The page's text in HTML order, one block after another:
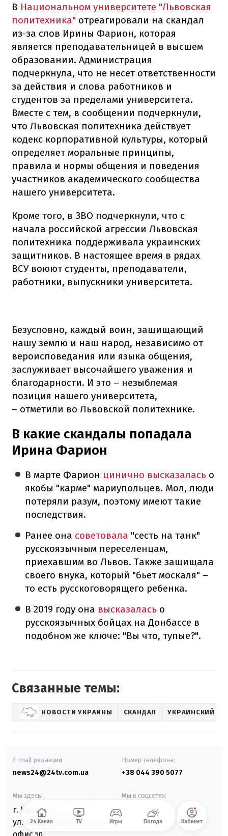
В Национальном университете "Львовская
политехника" отреагировали на скандал
из-за слов Ирины Фарион, которая
является преподавательницей в высшем
образовании. Администрация
подчеркнула, что не несет ответственности
за действия и слова работников и
студентов за пределами университета.
Вместе с тем, в сообщении подчеркнули,
что Львовская политехника действует
кодекс корпоративной культуры, который
определяет моральные принципы,
правила и нормы общения и поведения
участников академического сообщества
нашего университета.
Кроме того, в ЗВО подчеркнули, что с
начала российской агрессии Львовская
политехника поддерживала украинских
защитников. В настоящее время в рядах
ВСУ воюют студенты, преподаватели,
работники, выпускники университета.
Безусловно, каждый воин, защищающий
нашу землю и наш народ, независимо от
вероисповедания или языка общения,
заслуживает высочайшего уважения и
благодарности. И это – незыблемая
позиция нашего университета,
– отметили во Львовской политехнике.
В какие скандалы попадала
Ирина Фарион
В марте Фарион цинично высказалась о
якобы "карме" мариупольцев. Мол, люди
потеряли разум, поэтому имеют такие
последствия.
Ранее она советовала "сесть на танк"
русскоязычным переселенцам,
приехавшим во Львов. Также защищала
своего внука, который "бьет москаля" –
то есть русскоговорящего ребенка.
В 2019 году она высказалась о
русскоязычных бойцах на Донбассе в
подобном же ключе: "Вы что, тупые?".
Связанные темы:
НОВОСТИ УКРАИНЫ СКАНДАЛ УКРАИНСКИЙ
E-mail редакции
news24@24tv.com.ua
Номер телефона:
+38 044 390 5077
Мы здесь:
г. Киев,
ул. Владимирская
офис
Мы в соцсетях:
24 Канал TV Игры Погода Кабинет